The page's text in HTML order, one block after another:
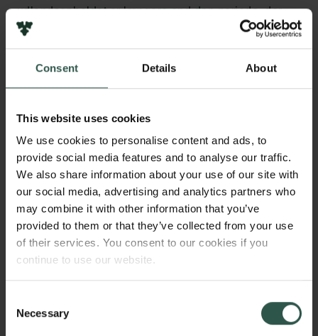
Consent Details About
This website uses cookies
We use cookies to personalise content and ads, to
provide social media features and to analyse our traffic.
We also share information about your use of our site with
our social media, advertising and analytics partners who
may combine it with other information that you’ve
provided to them or that they’ve collected from your use
of their services. You consent to our cookies if you
continue to use our website.
Selection
Necessary
udlandsopholdet er længere end den periode, der
efterfølgende tilbringes i Danmark. Man kan dog
godt selv vælge at opholde sig udenlands gennem
hele perioden, ligesom der er mulighed for at sprede
Inden bevillingsperiodens start, skal ansøgere enten
have erhvervet en ph.d.-grad eller forvente at
erhverve ph.d.-graden. Da man skal kunne
dokumentere en på forhånd stærk tilknytning til
dansk forskning for at komme i betragtning til et
Internationaliseringsstipendium, skal ph.d.-graden
være opnået ved en dansk forskningsinstitution.
Frist for indsendelse af ansøgninger er den 1. april
Reintegrationsstipendier udbydes